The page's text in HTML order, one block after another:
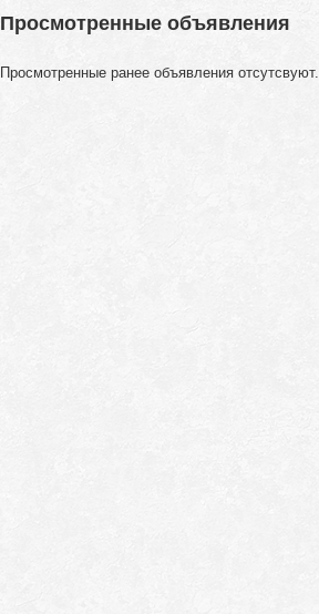
Просмотренные объявления
Просмотренные ранее объявления отсутсвуют.